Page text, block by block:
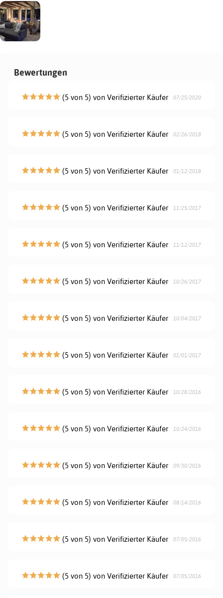
Bewertungen
(5 von 5) von Verifizierter Käufer 07/25/2020
(5 von 5) von Verifizierter Käufer 02/26/2018
(5 von 5) von Verifizierter Käufer 01/12/2018
(5 von 5) von Verifizierter Käufer 11/25/2017
(5 von 5) von Verifizierter Käufer 11/12/2017
(5 von 5) von Verifizierter Käufer 10/26/2017
(5 von 5) von Verifizierter Käufer 10/04/2017
(5 von 5) von Verifizierter Käufer 01/01/2017
(5 von 5) von Verifizierter Käufer 10/28/2016
(5 von 5) von Verifizierter Käufer 10/24/2016
(5 von 5) von Verifizierter Käufer 09/30/2016
(5 von 5) von Verifizierter Käufer 08/14/2016
(5 von 5) von Verifizierter Käufer 07/05/2016
(5 von 5) von Verifizierter Käufer 07/05/2016